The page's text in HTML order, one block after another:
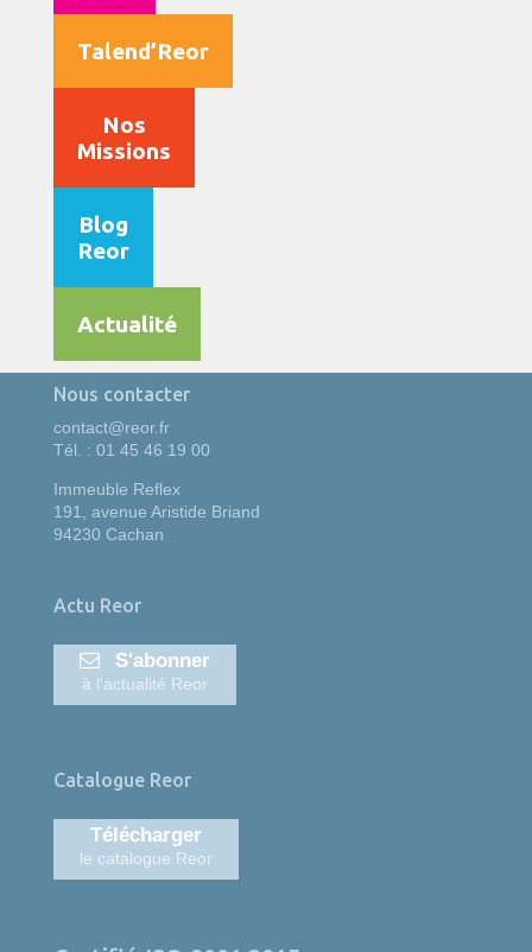
Talend’Reor
Nos
Missions
Blog
Reor
Actualité
Nous contacter
contact@reor.fr
Tél. : 01 45 46 19 00
Immeuble Reflex
191, avenue Aristide Briand
94230 Cachan
Actu Reor
S'abonner
à l'actualité Reor
Catalogue Reor
Télécharger
le catalogue Reor